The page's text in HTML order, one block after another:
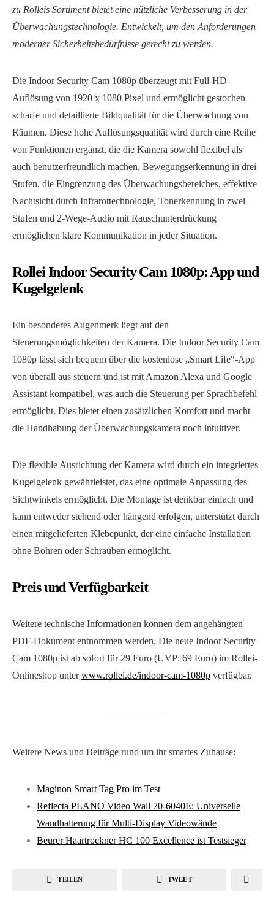
zu Rolleis Sortiment bietet eine nützliche Verbesserung in der
Überwachungstechnologie. Entwickelt, um den Anforderungen
moderner Sicherheitsbedürfnisse gerecht zu werden.
Die Indoor Security Cam 1080p überzeugt mit Full-HD-
Auflösung von 1920 x 1080 Pixel und ermöglicht gestochen
scharfe und detaillierte Bildqualität für die Überwachung von
Räumen. Diese hohe Auflösungsqualität wird durch eine Reihe
von Funktionen ergänzt, die die Kamera sowohl flexibel als
auch benutzerfreundlich machen. Bewegungserkennung in drei
Stufen, die Eingrenzung des Überwachungsbereiches, effektive
Nachtsicht durch Infrarottechnologie, Tonerkennung in zwei
Stufen und 2-Wege-Audio mit Rauschunterdrückung
ermöglichen klare Kommunikation in jeder Situation.
Rollei Indoor Security Cam 1080p: App und
Kugelgelenk
Ein besonderes Augenmerk liegt auf den
Steuerungsmöglichkeiten der Kamera. Die Indoor Security Cam
1080p lässt sich bequem über die kostenlose „Smart Life“-App
von überall aus steuern und ist mit Amazon Alexa und Google
Assistant kompatibel, was auch die Steuerung per Sprachbefehl
ermöglicht. Dies bietet einen zusätzlichen Komfort und macht
die Handhabung der Überwachungskamera noch intuitiver.
Die flexible Ausrichtung der Kamera wird durch ein integriertes
Kugelgelenk gewährleistet, das eine optimale Anpassung des
Sichtwinkels ermöglicht. Die Montage ist denkbar einfach und
kann entweder stehend oder hängend erfolgen, unterstützt durch
einen mitgelieferten Klebepunkt, der eine einfache Installation
ohne Bohren oder Schrauben ermöglicht.
Preis und Verfügbarkeit
Weitere technische Informationen können dem angehängten
PDF-Dokument entnommen werden. Die neue Indoor Security
Cam 1080p ist ab sofort für 29 Euro (UVP: 69 Euro) im Rollei-
Onlineshop unterwww.rollei.de/indoor-cam-1080p verfügbar.
Weitere News und Beiträge rund um ihr smartes Zuhause:
Maginon Smart Tag Pro im Test
Reflecta PLANO Video Wall 70-6040E: Universelle
Wandhalterung für Multi-Display Videowände
Beurer Haartrockner HC 100 Excellence ist Testsieger
TEILEN TWEET